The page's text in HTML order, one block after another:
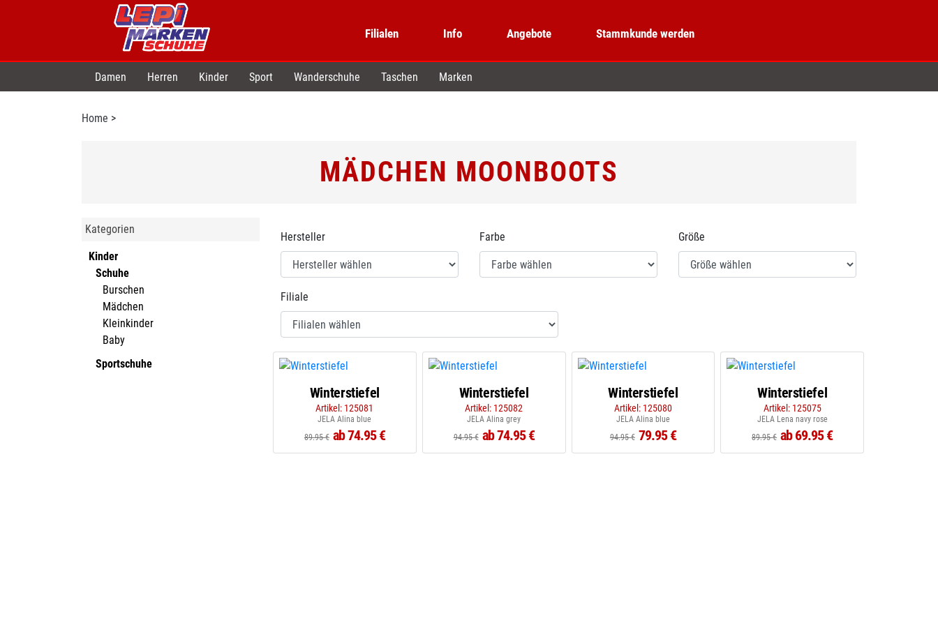
Filialen Info Angebote Stammkunde werden
Damen Herren Kinder Sport Wanderschuhe Taschen Marken
Home >
MÄDCHEN MOONBOOTS
Kategorien
Kinder
Schuhe
Burschen
Mädchen
Kleinkinder
Baby
Sportschuhe
Hersteller Farbe Größe
Filiale
Winterstiefel
Artikel: 125081
JELA Alina blue
89.95 € ab 74.95 €
Winterstiefel
Artikel: 125082
JELA Alina grey
94.95 € ab 74.95 €
Winterstiefel
Artikel: 125080
JELA Alina blue
94.95 € 79.95 €
Winterstiefel
Artikel: 125075
JELA Lena navy rose
89.95 € ab 69.95 €